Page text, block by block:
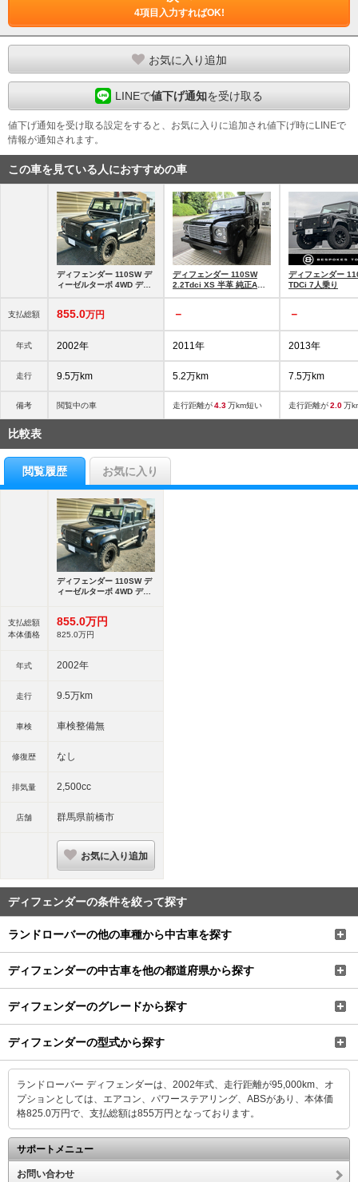
4項目入力すればOK!
お気に入り追加
LINEで値下げ通知を受け取る
値下げ通知を受け取る設定をすると、お気に入りに追加され値下げ時にLINEで
情報が通知されます。
この車を見ている人におすすめの車
支払総額
年式
走行
備考
ディフェンダー 110SW デ
ィーゼルターボ 4WD ディ
855.0万円
2002年
9.5万km
閲覧中の車
ディフェンダー 110SW
2.2Tdci XS 半革 純正AW 7
－
2011年
5.2万km
走行距離が4.3万km短い
ディフェンダー
TDCi 7人乗り
－
2013年
7.5万km
走行距離が2.0万
比較表
閲覧履歴 お気に入り
支払総額
本体価格
年式
走行
車検
修復歴
排気量
店舗
ディフェンダー 110SW デ
ィーゼルターボ 4WD ディ
855.0万円
825. 0万円
2002年
9.5万km
車検整備無
なし
2,500cc
群馬県前橋市
お気に入り追加
ディフェンダーの条件を絞って探す
ランドローバーの他の車種から中古車を探す
ディフェンダーの中古車を他の都道府県から探す
ディフェンダーのグレードから探す
ディフェンダーの型式から探す
ランドローバー ディフェンダーは、2002年式、走行距離が95,000km、オ
プションとしては、エアコン、パワーステアリング、ABSがあり、本体価
格825.0万円で、支払総額は855万円となっております。
サポートメニュー
お問い合わせ